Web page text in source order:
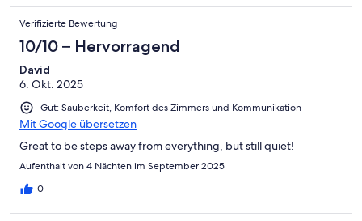
Verifizierte Bewertung
10/10 – Hervorragend
David
6. Okt. 2025
Gut: Sauberkeit, Komfort des Zimmers und Kommunikation
Mit Google übersetzen
Great to be steps away from everything, but still quiet!
Aufenthalt von 4 Nächten im September 2025
0